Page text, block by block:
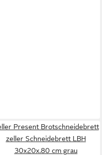
Present Brotschneidebrett
zeller Schneidebrett LBH
30x20x.80 cm grau